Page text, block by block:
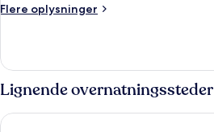
for
Flere oplysninger
Flere
værelse
(Japanese
Style
for
3
Lignende overnatningssteder
Henn na Hotel Premier Nara